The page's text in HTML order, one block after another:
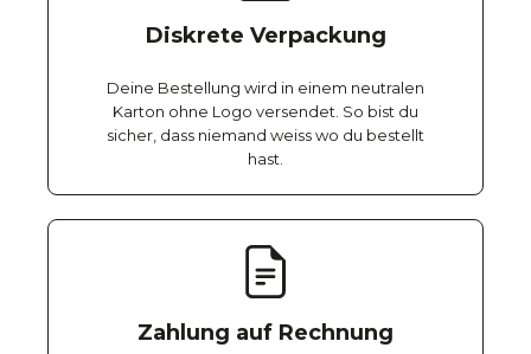
Diskrete Verpackung
Deine Bestellung wird in einem neutralen
Karton ohne Logo versendet. So bist du
sicher, dass niemand weiss wo du bestellt
hast.
Zahlung auf Rechnung